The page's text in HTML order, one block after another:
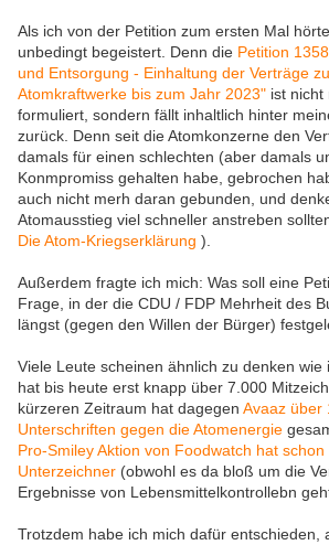
Als ich von der Petition zum ersten Mal
unbedingt begeistert. Denn die Petition
und Entsorgung - Einhaltung der Verträge
Atomkraftwerke bis zum Jahr 2023" ist nicht
formuliert, sondern fällt inhaltlich hinter
zurück. Denn seit die Atomkonzerne den
damals für einen schlechten (aber damals
Konmpromiss gehalten habe, gebrochen
auch nicht merh daran gebunden, und
Atomausstieg viel schneller anstreben
Die Atom-Kriegserklärung ).
Außerdem fragte ich mich: Was soll eine
Frage, in der die CDU / FDP Mehrheit des
längst (gegen den Willen der Bürger)
Viele Leute scheinen ähnlich zu denken wie
hat bis heute erst knapp über 7.000
kürzeren Zeitraum hat dagegen Avaaz über
Unterschriften gegen die Atomenergie
Pro-Smiley Aktion von Foodwatch hat
Unterzeichner (obwohl es da bloß um die
Ergebnisse von Lebensmittelkontrollebn
Trotzdem habe ich mich dafür entschieden,